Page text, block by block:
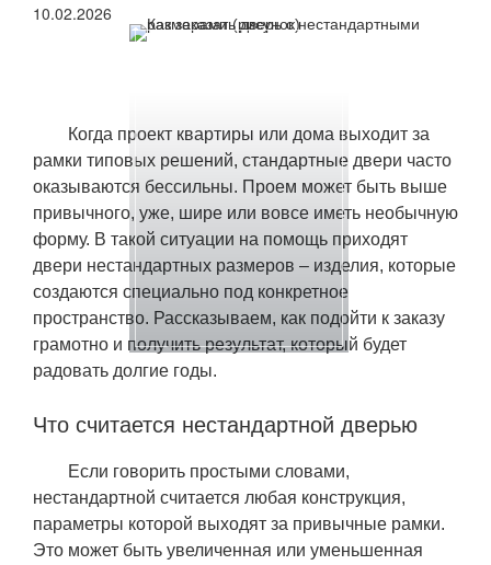
10.02.2026
Когда проект квартиры или дома выходит за
рамки типовых решений, стандартные двери часто
оказываются бессильны. Проем может быть выше
привычного, уже, шире или вовсе иметь необычную
форму. В такой ситуации на помощь приходят
двери нестандартных размеров – изделия, которые
создаются специально под конкретное
пространство. Рассказываем, как подойти к заказу
грамотно и получить результат, который будет
радовать долгие годы.
Что считается нестандартной дверью
Если говорить простыми словами,
нестандартной считается любая конструкция,
параметры которой выходят за привычные рамки.
Это может быть увеличенная или уменьшенная